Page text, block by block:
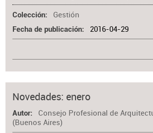
Colección Gestión
Fecha de publicación 2016-04-29
Novedades: enero
Autor
Consejo Profesional de
(Buenos Aires)